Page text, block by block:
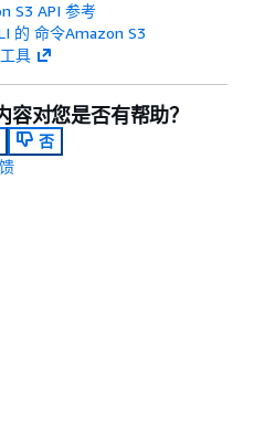
S3 API 参考
的 命令Amazon S3
具
容对您是否有帮助？
否